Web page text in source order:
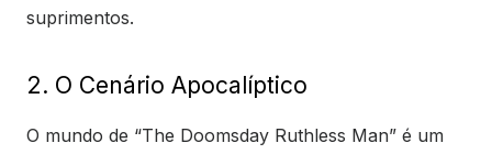
suprimentos.
2. O Cenário Apocalíptico
O mundo de “The Doomsday Ruthless Man” é um